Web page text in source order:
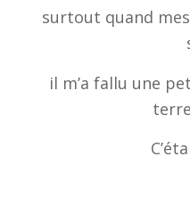
surtout quand
il m’a fallu une